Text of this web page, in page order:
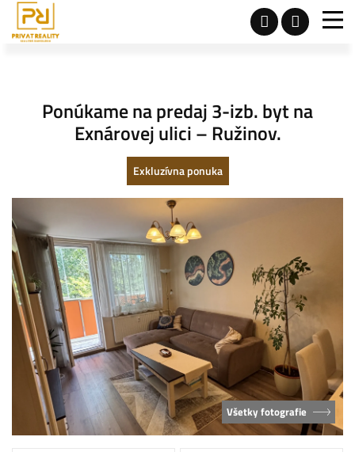
Ponúkame na predaj 3-izb. byt na
Exnárovej ulici – Ružinov.
Exkluzívna ponuka
Všetky fotografie